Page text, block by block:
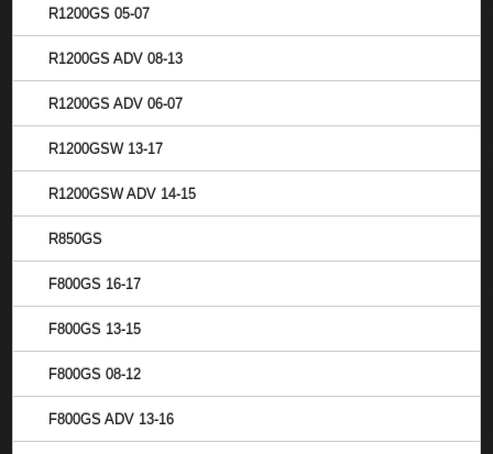
R1200GS 05-07
R1200GS ADV 08-13
R1200GS ADV 06-07
R1200GSW 13-17
R1200GSW ADV 14-15
R850GS
F800GS 16-17
F800GS 13-15
F800GS 08-12
F800GS ADV 13-16